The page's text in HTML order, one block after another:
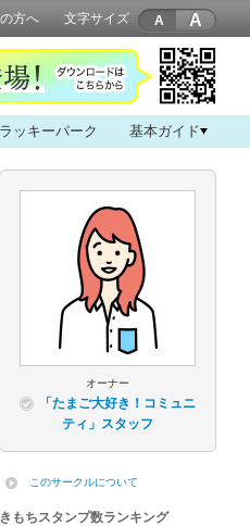
方へ 文字サイズ A
ラッキーパーク 基本ガイド
オーナー
「たまご大好き！コミュニ
ティ」スタッフ
このサークルについて
きもちスタンプ数ランキング